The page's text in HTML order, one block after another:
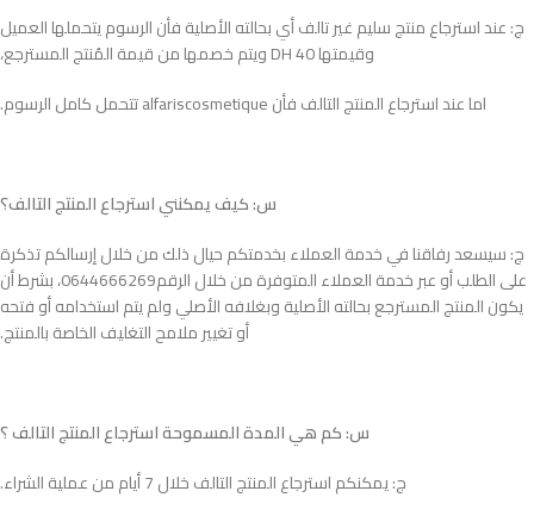
ج: عند استرجاع منتج سليم غير تالف أي بحالته الأصلية فأن الرسوم يتحملها العميل
وقيمتها 40 DH ويتم خصمها من قيمة المُنتج المسترجع،
اما عند استرجاع المنتج التالف فأن alfariscosmetique تتحمل كامل الرسوم.
س: كيف يمكنني استرجاع المنتج التالف؟
ج: سيسعد رفاقنا في خدمة العملاء بخدمتكم حيال ذلك من خلال إرسالكم تذكرة
على الطلب أو عبر خدمة العملاء المتوفرة من خلال الرقم0644666269، بشرط أن
يكون المنتج المسترجع بحالته الأصلية وبغلافه الأصلي ولم يتم استخدامه أو فتحه
أو تغيير ملامح التغليف الخاصة بالمنتج.
س: كم هي المدة المسموحة استرجاع المنتج التالف ؟
ج: يمكنكم استرجاع المنتج التالف خلال 7 أيام من عملية الشراء.